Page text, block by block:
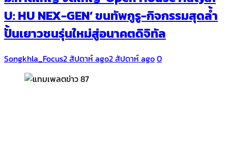
U: HU NEX-GEN’ ขนทัพกูรู-กิจกรรมสุดล้ำ
ปั้นเยาวชนรุ่นใหม่สู่อนาคตดิจิทัล
Songkhla_Focus2 สัปดาห์ ago2 สัปดาห์ ago0